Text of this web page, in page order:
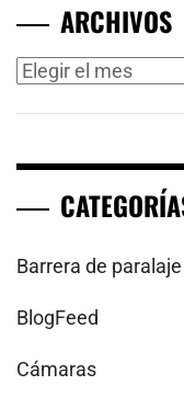
ARCHIVOS
Archivos
Barrera de paralaje
BlogFeed
Cámaras